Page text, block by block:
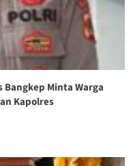
Minta Warga
Kapolres